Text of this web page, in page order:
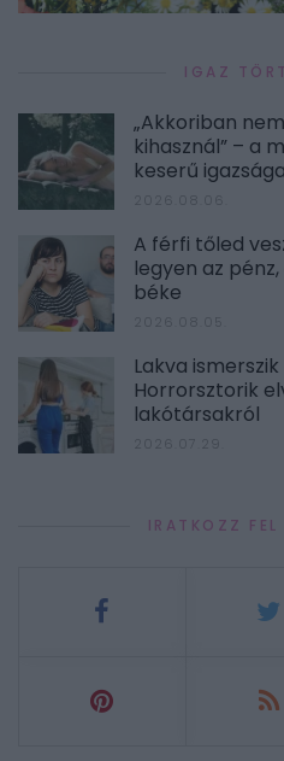
IGAZ
„Akkoriban
kihasznál” – a
keserű
A férfi tőled
legyen az
béke
Lakva
Horrorsztorik
lakótársakról
2026.07.29.
IRATKOZZ FEL